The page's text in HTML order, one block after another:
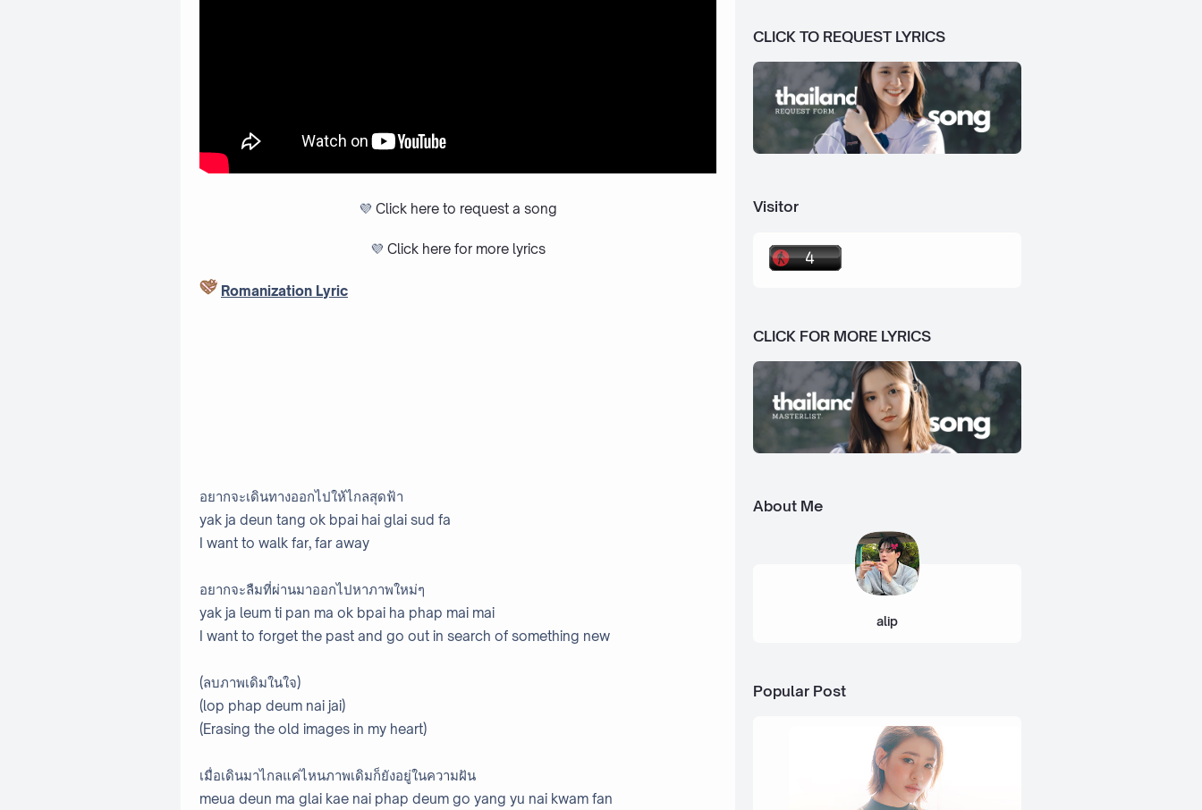
💜 Click here to request a song
💜 Click here for more lyrics
Romanization Lyric
อยากจะเดินทางออกไปให้ไกลสุดฟ้า
yak ja deun tang ok bpai hai glai sud fa
I want to walk far, far away
อยากจะลืมที่ผ่านมาออกไปหาภาพใหม่ๆ
yak ja leum ti pan ma ok bpai ha phap mai mai
I want to forget the past and go out in search of something new
(ลบภาพเดิมในใจ)
(lop phap deum nai jai)
(Erasing the old images in my heart)
เมื่อเดินมาไกลแค่ไหนภาพเดิมก็ยังอยู่ในความฝัน
meua deun ma glai kae nai phap deum go yang yu nai kwam fan
CLICK TO REQUEST LYRICS
Visitor
CLICK FOR MORE LYRICS
About Me
alip
Popular Post